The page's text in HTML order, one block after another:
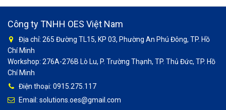
Công ty TNHH OES Việt Nam
Địa chỉ: 265 Đường TL15, KP 03, Phường An Phú Đông, TP. Hồ
Chí Minh
Workshop: 276A-276B Lò Lu, P. Trường Thạnh, TP. Thủ Đức, TP. Hồ
Chí Minh
Điện thoại: 0915.275.117
Email: solutions.oes@gmail.com